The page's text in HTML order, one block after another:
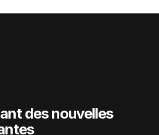
des nouvelles